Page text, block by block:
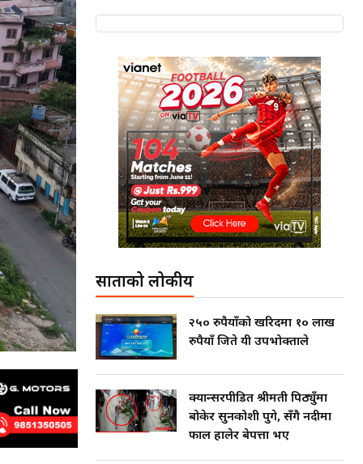
साताको लोकप्रीय
२५० रुपैयाँको खरिदमा १० लाख
रुपैयाँ जिते यी उपभोक्ताले
क्यान्सरपीडित श्रीमती पिठ्युँमा
बोकेर सुनकोशी पुगे, सँगै नदीमा
फाल हालेर बेपत्ता भए